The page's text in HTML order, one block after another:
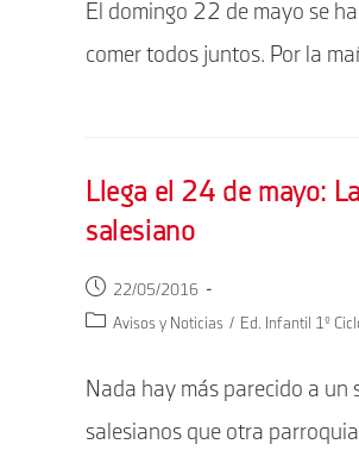
entrada:
entrada:
El domingo 22 de mayo se
comer todos juntos. Por la
Llega el 24 de mayo:
salesiano
Publicación
de
22/05/2016
Categoría
entrada:
Avisos y Noticias / Ed. Infantil 1º
Nada hay más parecido a
salesianos que otra